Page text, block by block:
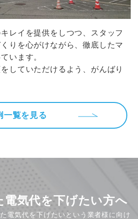
レイを提供をしつつ、スタッフ
りを心がけながら、徹底したマ
います。
していただけるよう、がんばり
一覧を見る
電気代を下げたい方へ
電気代を下げたいという業者様に向け